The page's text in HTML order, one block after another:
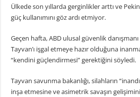
Ülkede son yıllarda gerginlikler arttı ve
güç kullanımını göz ardı etmiyor.
Geçen hafta, ABD ulusal güvenlik danışmanı
Tayvan’ı işgal etmeye hazır olduğuna
“kendini güçlendirmesi” gerektiğini söyledi.
Tayvan savunma bakanlığı, silahların
inşa etmesine ve asimetrik savaşın